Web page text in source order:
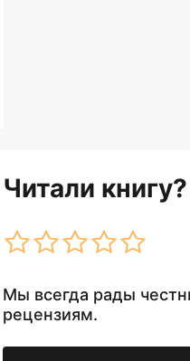
Читали
Мы всегда рады
рецензиям.